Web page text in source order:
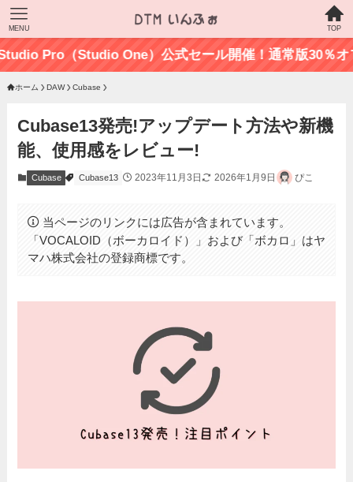
TOP
MENU
Studio One）公式セール開催！通常版30％オフの最新情
ホーム DAW Cubase
Cubase13発売!アップデート方法や新機
能、使用感をレビュー!
Cubase Cubase13 2023年11月3日 2026年1月9日 ぴこ
当ページのリンクには広告が含まれています。
「VOCALOID（ボーカロイド）」および「ボカロ」はヤ
マハ株式会社の登録商標です。